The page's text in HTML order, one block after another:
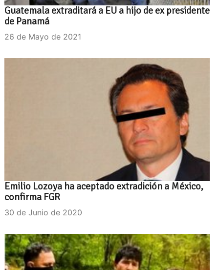
Guatemala extraditará a EU a hijo de ex presidente
de Panamá
26 de Mayo de 2021
Emilio Lozoya ha aceptado extradición a México,
confirma FGR
30 de Junio de 2020